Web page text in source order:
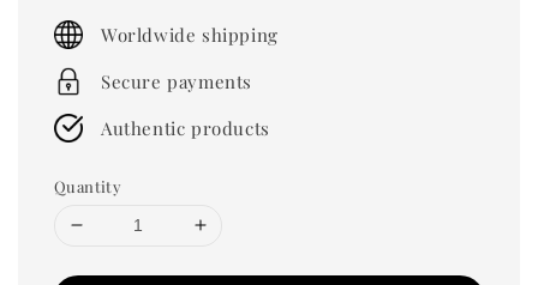
price
Worldwide shipping
Secure payments
Authentic products
Quantity